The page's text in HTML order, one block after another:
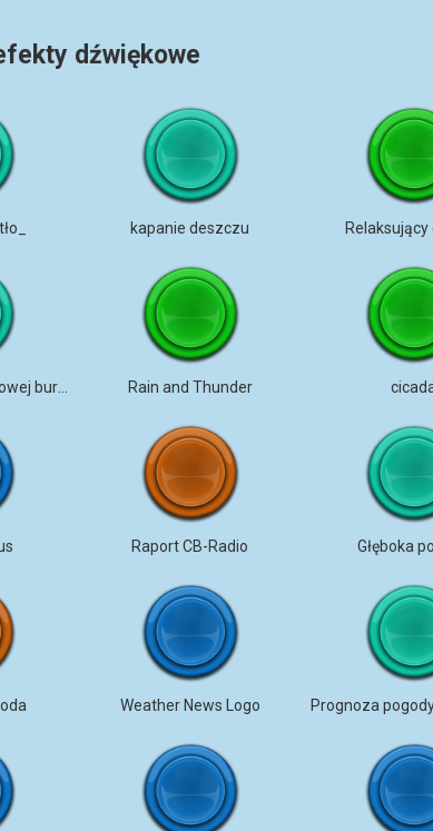
dźwiękowe
kapanie deszczu
Rain and Thunder
Raport CB-Radio Głęboka
Weather News Logo